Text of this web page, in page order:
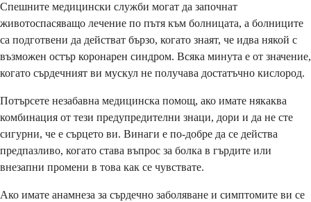
Спешните медицински служби могат да започнат
животоспасяващо лечение по пътя към болницата, а болниците
са подготвени да действат бързо, когато знаят, че идва някой с
възможен остър коронарен синдром. Всяка минута е от значение,
когато сърдечният ви мускул не получава достатъчно кислород.
Потърсете незабавна медицинска помощ, ако имате някаква
комбинация от тези предупредителни знаци, дори и да не сте
сигурни, че е сърцето ви. Винаги е по-добре да се действа
предпазливо, когато става въпрос за болка в гърдите или
внезапни промени в това как се чувствате.
Ако имате анамнеза за сърдечно заболяване и симптомите ви се